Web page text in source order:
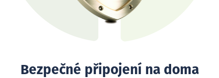
Bezpečné připojení na doma